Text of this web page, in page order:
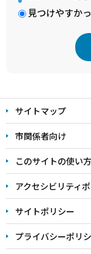
見つけやすか
文
こ
こ
ま
で
サイトマップ
市関係者向け
このサイトの使い方
アクセシビリティ
サイトポリシー
プライバシーポリ